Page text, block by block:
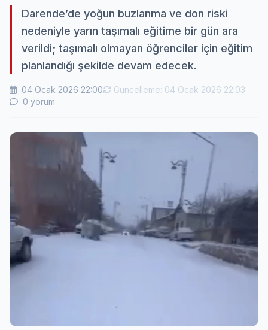
Darende’de yoğun buzlanma ve don riski
nedeniyle yarın taşımalı eğitime bir gün ara
verildi; taşımalı olmayan öğrenciler için eğitim
planlandığı şekilde devam edecek.
04 Ocak 2026 22:00
Güncelleme: 04 Ocak 2026 22:03
0 yorum